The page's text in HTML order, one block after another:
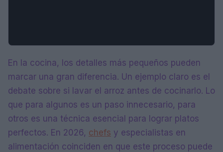
En la cocina, los detalles más pequeños pueden
marcar una gran diferencia. Un ejemplo claro es el
debate sobre si lavar el arroz antes de cocinarlo. Lo
que para algunos es un paso innecesario, para
otros es una técnica esencial para lograr platos
perfectos. En 2026, chefs y especialistas en
alimentación coinciden en que este proceso puede